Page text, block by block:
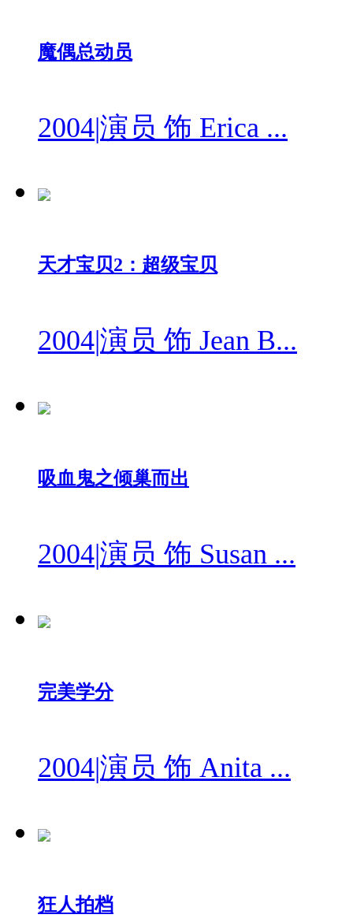
魔偶总动员
2004|演员 饰 Erica ...
天才宝贝2：超级宝贝
2004|演员 饰 Jean B...
吸血鬼之倾巢而出
2004|演员 饰 Susan ...
完美学分
2004|演员 饰 Anita ...
狂人拍档